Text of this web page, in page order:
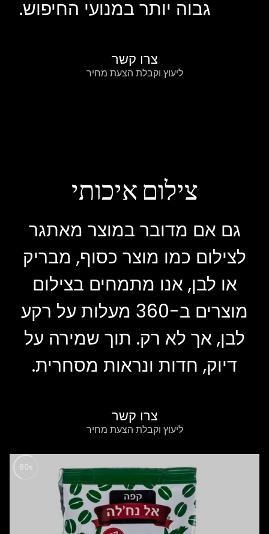
גבוה יותר במנועי החיפוש.
צרו קשר
ליעוץ וקבלת הצעת מחיר
צילום איכותי
גם אם מדובר במוצר מאתגר
לצילום כמו מוצר כסוף, מבריק
או לבן, אנו מתמחים בצילום
מוצרים ב-360 מעלות על רקע
לבן, אך לא רק. תוך שמירה על
דיוק, חדות ונראות מסחרית.
צרו קשר
ליעוץ וקבלת הצעת מחיר
88%